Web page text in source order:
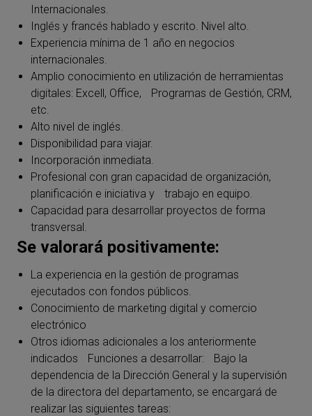
Internacionales.
Inglés y francés hablado y escrito. Nivel alto.
Experiencia mínima de 1 año en negocios
internacionales.
Amplio conocimiento en utilización de herramientas
digitales: Excell, Office, Programas de Gestión, CRM,
etc.
Alto nivel de inglés.
Disponibilidad para viajar.
Incorporación inmediata.
Profesional con gran capacidad de organización,
planificación e iniciativa y trabajo en equipo.
Capacidad para desarrollar proyectos de forma
transversal.
Se valorará positivamente:
La experiencia en la gestión de programas
ejecutados con fondos públicos.
Conocimiento de marketing digital y comercio
electrónico
Otros idiomas adicionales a los anteriormente
indicados Funciones a desarrollar: Bajo la
dependencia de la Dirección General y la supervisión
de la directora del departamento, se encargará de
realizar las siguientes tareas: